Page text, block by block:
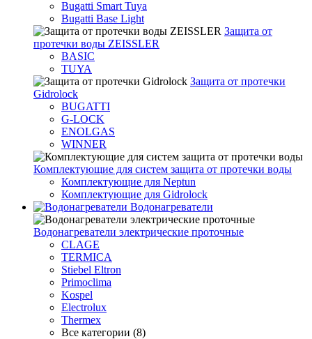
Bugatti Smart Tuya
Bugatti Base Light
Защита от
протечки воды ZEISSLER
BASIC
TUYA
Защита от протечки
Gidrolock
BUGATTI
G-LOCK
ENOLGAS
WINNER
Комплектующие для систем защита от протечки воды
Комплектующие для Neptun
Комплектующие для Gidrolock
Водонагреватели
Водонагреватeли электрические проточные
CLAGE
TERMICA
Stiebel Eltron
Primoclima
Kospel
Electrolux
Thermex
Все категории (8)